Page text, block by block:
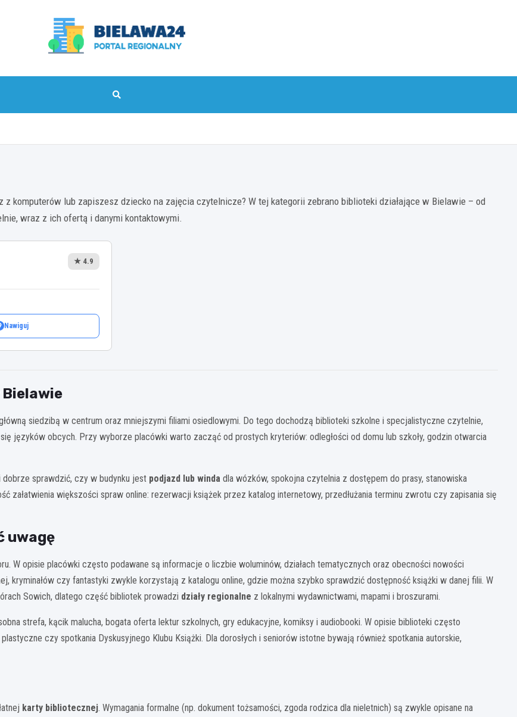
bielawa24.pl
komputerów lub zapiszesz dziecko na zajęcia czytelnicze? W tej kategorii zebrano biblioteki działające w Bielawie – od
wraz z ich ofertą i danymi kontaktowymi.
★ 4.9
Nawiguj
siedzibą w centrum oraz mniejszymi filiami osiedlowymi. Do tego dochodzą biblioteki szkolne i specjalistyczne czytelnie,
języków obcych. Przy wyborze placówki warto zacząć od prostych kryteriów: odległości od domu lub szkoły, godzin otwarcia
dobrze sprawdzić, czy w budynku jest podjazd lub winda dla wózków, spokojna czytelnia z dostępem do prasy, stanowiska
załatwienia większości spraw online: rezerwacji książek przez katalog internetowy, przedłużania terminu zwrotu czy zapisania się
uwagę
W opisie placówki często podawane są informacje o liczbie woluminów, działach tematycznych oraz obecności nowości
kryminałów czy fantastyki zwykle korzystają z katalogu online, gdzie można szybko sprawdzić dostępność książki w danej filii. W
Sowich, dlatego część bibliotek prowadzi działy regionalne z lokalnymi wydawnictwami, mapami i broszurami.
strefa, kącik malucha, bogata oferta lektur szkolnych, gry edukacyjne, komiksy i audiobooki. W opisie biblioteki często
czy spotkania Dyskusyjnego Klubu Książki. Dla dorosłych i seniorów istotne bywają również spotkania autorskie,
karty bibliotecznej. Wymagania formalne (np. dokument tożsamości, zgoda rodzica dla nieletnich) są zwykle opisane na